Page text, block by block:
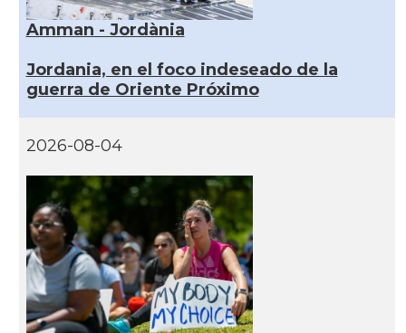
Amman - Jordània
Jordania, en el foco indeseado de la
guerra de Oriente Próximo
2026-08-04